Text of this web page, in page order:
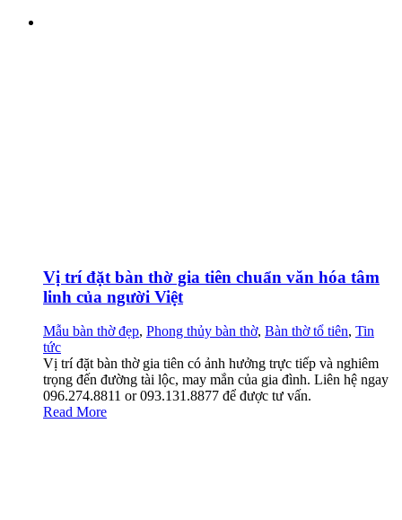
Vị trí đặt bàn thờ gia tiên chuẩn văn hóa tâm
linh của người Việt
Mẫu bàn thờ đẹp, Phong thủy bàn thờ, Bàn thờ tổ tiên, Tin
tức
Vị trí đặt bàn thờ gia tiên có ảnh hưởng trực tiếp và nghiêm
trọng đến đường tài lộc, may mắn của gia đình. Liên hệ ngay
096.274.8811 or 093.131.8877 để được tư vấn.
Read More